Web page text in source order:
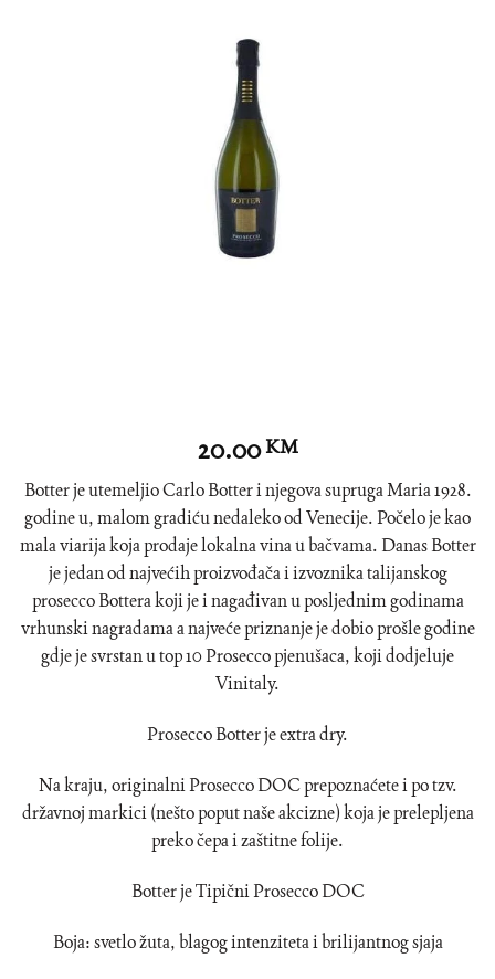
20.00KM
Botter je utemeljio Carlo Botter i njegova supruga Maria 1928.
godine u, malom gradiću nedaleko od Venecije. Počelo je kao
mala viarija koja prodaje lokalna vina u bačvama. Danas Botter
je jedan od najvećih proizvođača i izvoznika talijanskog
prosecco Bottera koji je i nagađivan u posljednim godinama
vrhunski nagradama a najveće priznanje je dobio prošle godine
gdje je svrstan u top 10 Prosecco pjenušaca, koji dodjeluje
Vinitaly.
Prosecco Botter je extra dry.
Na kraju, originalni Prosecco DOC prepoznaćete i po tzv.
državnoj markici (nešto poput naše akcizne) koja je prelepljena
preko čepa i zaštitne folije.
Botter je Tipični Prosecco DOC
Boja: svetlo žuta, blagog intenziteta i brilijantnog sjaja